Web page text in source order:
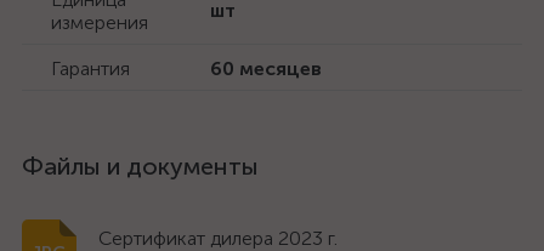
измерения
шт
Гарантия 60 месяцев
Файлы и документы
Сертификат дилера 2023 г.